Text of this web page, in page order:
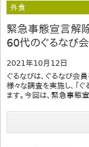
外食
緊急事態宣言解
60代のぐるなび
2021年10月12日
ぐるなびは、ぐるなび会
様々な調査を実施し、「
ます。今回は、緊急事態